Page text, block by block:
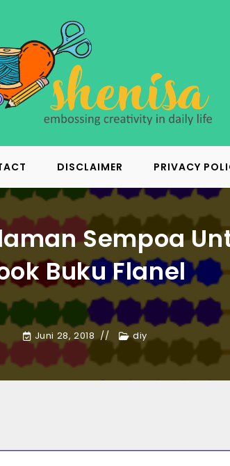
DISCLAIMER PRIVACY
Sempoa
Buku Flanel
Juni 28, 2018 diy